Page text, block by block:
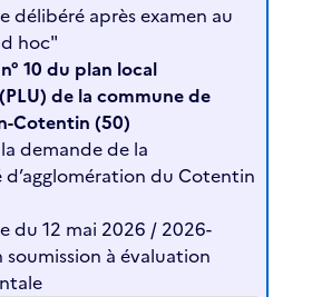
délibéré après examen au
hoc"
10 du plan local
de la commune de
Cotentin (50)
demande de la
du Cotentin
du 12 mai 2026 / 2026-
soumission à évaluation